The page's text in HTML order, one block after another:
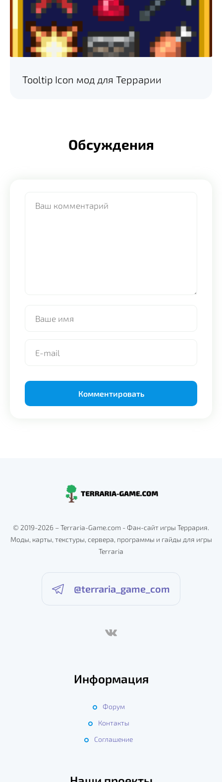
Tooltip Icon мод для Террарии
Обсуждения
© 2019-2026 – Terraria-Game.com - Фан-сайт игры Террария.
Моды, карты, текстуры, сервера, программы и гайды для игры
Terraria
@terraria_game_com
Информация
Форум
Контакты
Соглашение